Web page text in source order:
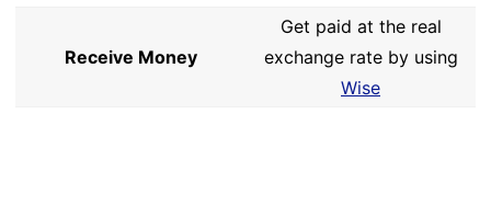
Receive Money
Get paid at the real
exchange rate by using
Wise